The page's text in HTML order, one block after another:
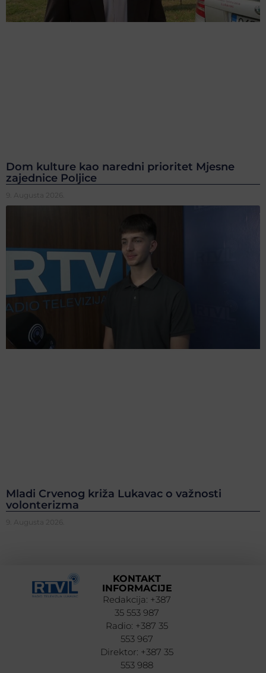
Dom kulture kao naredni prioritet Mjesne
zajednice Poljice
9. Augusta 2026.
Mladi Crvenog križa Lukavac o važnosti
volonterizma
9. Augusta 2026.
KONTAKT
INFORMACIJE
Redakcija: +387
35 553 987
Radio: +387 35
553 967
Direktor: +387 35
553 988